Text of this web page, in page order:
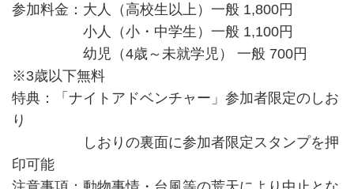
参加料金：大人（高校生以上）一般 1,800円
小人（小・中学生）一般 1,100円
幼児（4歳～未就学児） 一般 700円
※3歳以下無料
特典：「ナイトアドベンチャー」参加者限定のしお
り
しおりの裏面に参加者限定スタンプを押
印可能